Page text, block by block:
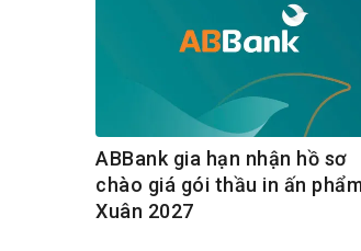
ABBank gia hạn nhận hồ sơ
chào giá gói thầu in ấn
Xuân 2027